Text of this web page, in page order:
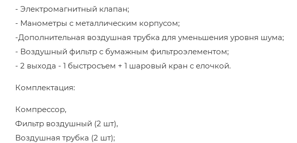
- Электромагнитный клапан;
- Манометры с металлическим корпусом;
-Дополнительная воздушная трубка для уменьшения уровня шума;
- Воздушный фильтр с бумажным фильтроэлементом;
- 2 выхода - 1 быстросъем + 1 шаровый кран с елочкой.
Комплектация:
Компрессор,
Фильтр воздушный (2 шт),
Воздушная трубка (2 шт);